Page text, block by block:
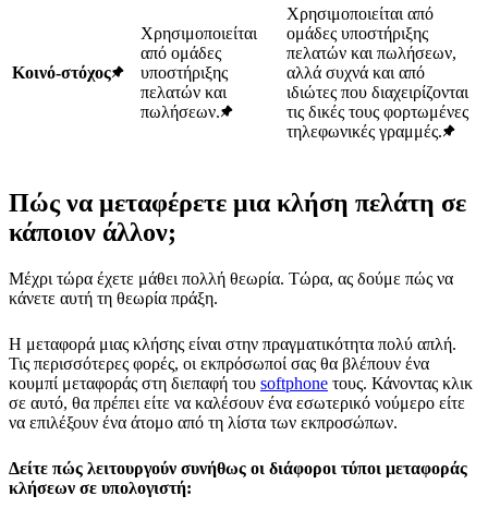
Κοινό-στόχος
Χρησιμοποιείται
από ομάδες
υποστήριξης
πελατών και
πωλήσεων.
Χρησιμοποιείται από
ομάδες υποστήριξης
πελατών και πωλήσεων,
αλλά συχνά και από
ιδιώτες που διαχειρίζονται
τις δικές τους φορτωμένες
τηλεφωνικές γραμμές.
Πώς να μεταφέρετε μια κλήση πελάτη σε
κάποιον άλλον;
Μέχρι τώρα έχετε μάθει πολλή θεωρία. Τώρα, ας δούμε πώς να
κάνετε αυτή τη θεωρία πράξη.
Η μεταφορά μιας κλήσης είναι στην πραγματικότητα πολύ απλή.
Τις περισσότερες φορές, οι εκπρόσωποί σας θα βλέπουν ένα
κουμπί μεταφοράς στη διεπαφή του softphone τους. Κάνοντας κλικ
σε αυτό, θα πρέπει είτε να καλέσουν ένα εσωτερικό νούμερο είτε
να επιλέξουν ένα άτομο από τη λίστα των εκπροσώπων.
Δείτε πώς λειτουργούν συνήθως οι διάφοροι τύποι μεταφοράς
κλήσεων σε υπολογιστή: